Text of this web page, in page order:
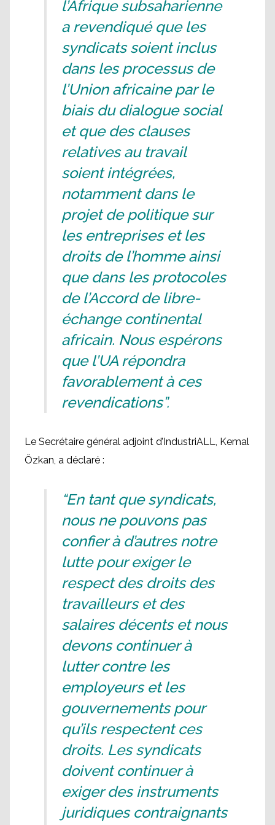
l’Afrique subsaharienne
a revendiqué que les
syndicats soient inclus
dans les processus de
l’Union africaine par le
biais du dialogue social
et que des clauses
relatives au travail
soient intégrées,
notamment dans le
projet de politique sur
les entreprises et les
droits de l’homme ainsi
que dans les protocoles
de l’Accord de libre-
échange continental
africain. Nous espérons
que l’UA répondra
favorablement à ces
revendications”.
Le Secrétaire général adjoint d’IndustriALL, Kemal
Özkan, a déclaré :
“En tant que syndicats,
nous ne pouvons pas
confier à d’autres notre
lutte pour exiger le
respect des droits des
travailleurs et des
salaires décents et nous
devons continuer à
lutter contre les
employeurs et les
gouvernements pour
qu’ils respectent ces
droits. Les syndicats
doivent continuer à
exiger des instruments
juridiques contraignants